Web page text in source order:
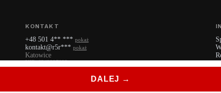
DALEJ →
KONTAKT
+48 501 4** *** pokaż
kontakt@r5r*** pokaż
Katowice
NIP: 6342227922